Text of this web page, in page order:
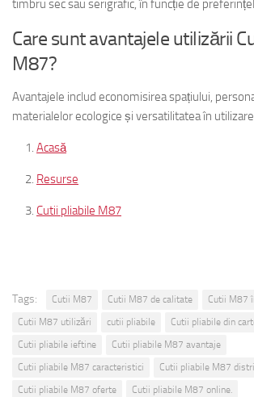
timbru sec sau serigrafic, în funcție de
Care sunt avantajele utilizării
M87?
Avantajele includ economisirea spațiului,
materialelor ecologice și versatilitatea în
Acasă
Resurse
Cutii pliabile M87
Tags: Cutii M87 Cutii M87 de calitate
Cutii M87
Cutii M87 utilizări
cutii pliabile
Cutii pliabile din
Cutii pliabile ieftine
Cutii pliabile M87 avantaje
Cutii pliabile M87 caracteristici
Cutii pliabile M87
Cutii pliabile M87 oferte
Cutii pliabile M87 online.